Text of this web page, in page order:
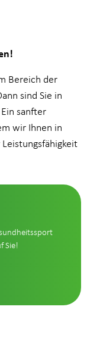
Bereich der
sind Sie in
sanfter
wir Ihnen in
Sie!